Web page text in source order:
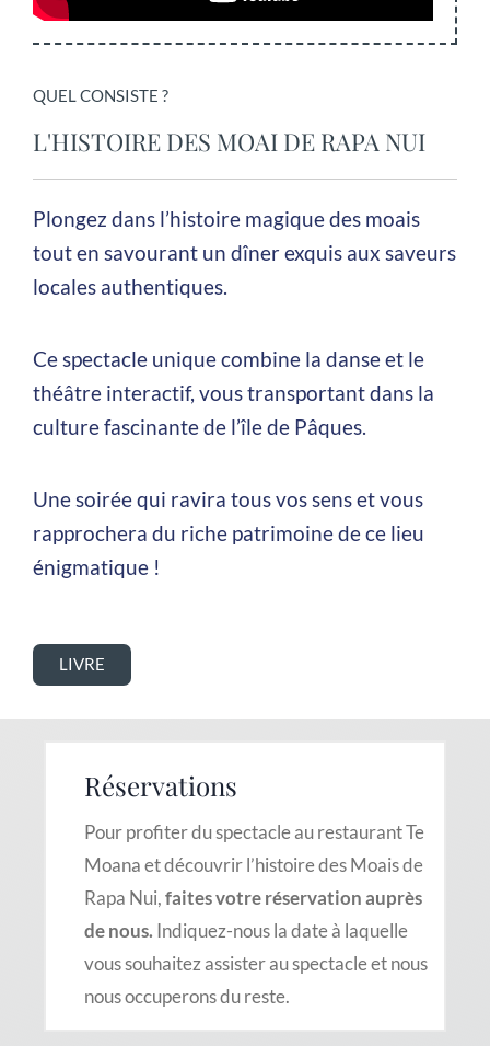
QUEL CONSISTE ?
L'HISTOIRE DES MOAI DE RAPA NUI
Plongez dans l’histoire magique des moais
tout en savourant un dîner exquis aux saveurs
locales authentiques.
Ce spectacle unique combine la danse et le
théâtre interactif, vous transportant dans la
culture fascinante de l’île de Pâques.
Une soirée qui ravira tous vos sens et vous
rapprochera du riche patrimoine de ce lieu
énigmatique !
LIVRE
Réservations
Pour profiter du spectacle au restaurant Te
Moana et découvrir l’histoire des Moais de
Rapa Nui,faites votre réservation auprès
de nous. Indiquez-nous la date à laquelle
vous souhaitez assister au spectacle et nous
nous occuperons du reste.